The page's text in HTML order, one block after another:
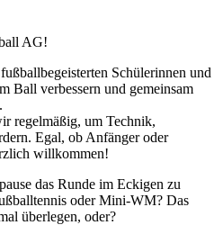
AG!
Schülerinnen und
Ball verbessern und gemeinsam
regelmäßig, um Technik,
Egal, ob Anfänger oder
willkommen!
das Runde im Eckigen zu
oder Mini-WM? Das
überlegen, oder?